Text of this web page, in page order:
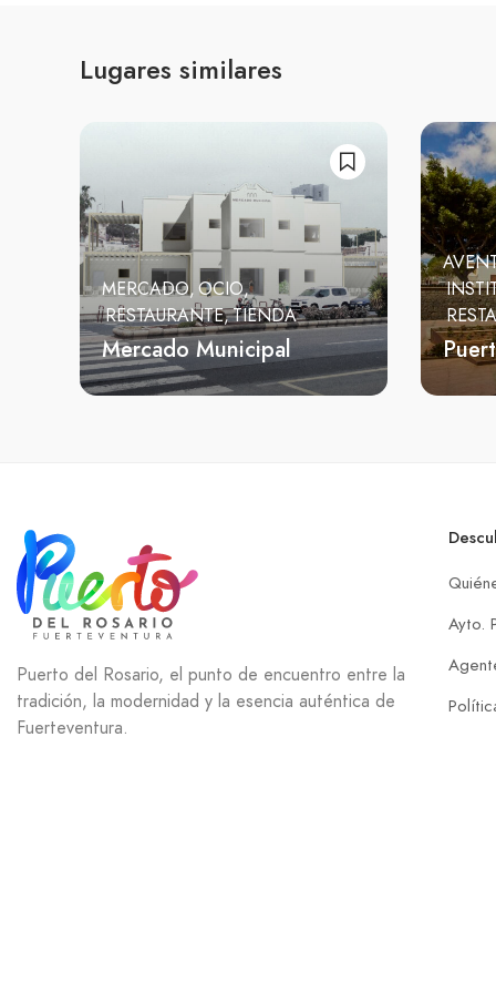
Lugares similares
MERCADO OCIO
RESTAURANTE TIENDA
Mercado Municipal
Puerto del Rosario, el punto de encuentro entre la
tradición, la modernidad y la esencia auténtica de
Fuerteventura.
Ayto.